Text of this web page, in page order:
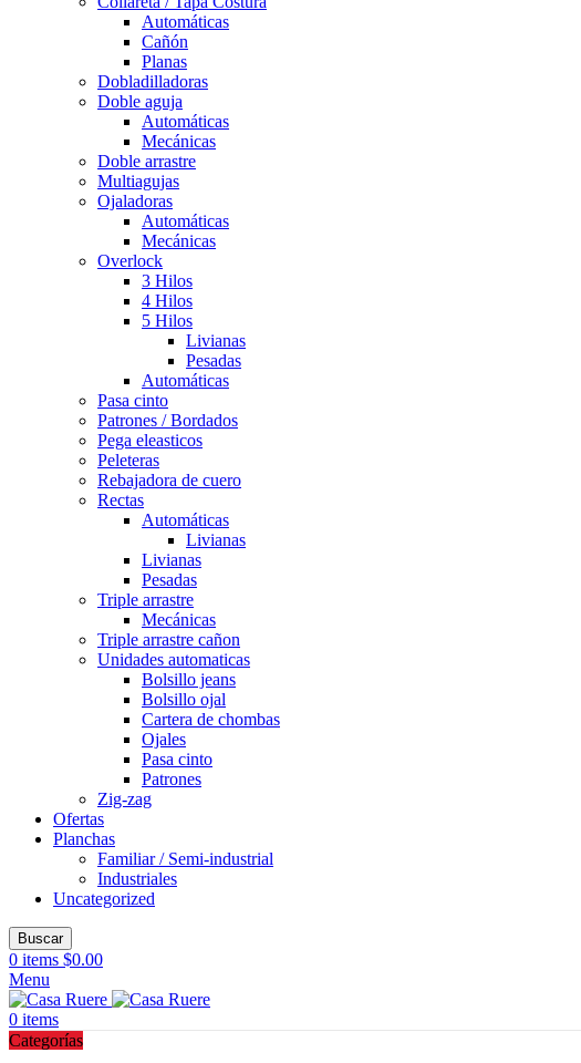
Automáticas
Cañón
Planas
Dobladilladoras
Doble aguja
Automáticas
Mecánicas
Doble arrastre
Multiagujas
Ojaladoras
Automáticas
Mecánicas
Overlock
3 Hilos
4 Hilos
5 Hilos
Livianas
Pesadas
Automáticas
Pasa cinto
Patrones / Bordados
Pega eleasticos
Peleteras
Rebajadora de cuero
Rectas
Automáticas
Livianas
Livianas
Pesadas
Triple arrastre
Mecánicas
Triple arrastre cañon
Unidades automaticas
Bolsillo jeans
Bolsillo ojal
Cartera de chombas
Ojales
Pasa cinto
Patrones
Zig-zag
Ofertas
Planchas
Familiar / Semi-industrial
Industriales
Uncategorized
Buscar
0 items $0.00
Menu
0 items
Categorías